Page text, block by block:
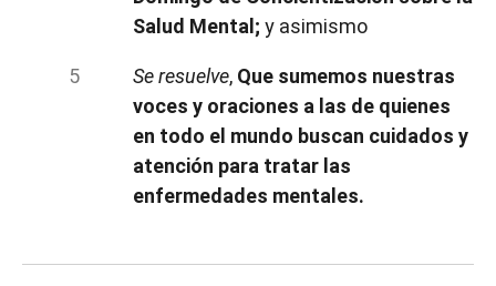
Salud Mental; y asimismo
Se resuelve, Que sumemos nuestras
voces y oraciones a las de quienes
en todo el mundo buscan cuidados y
atención para tratar las
enfermedades mentales.